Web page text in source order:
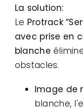
La solution:
Le Protrack
avec prise en
blanche
obstacles.
Image de
blanche,